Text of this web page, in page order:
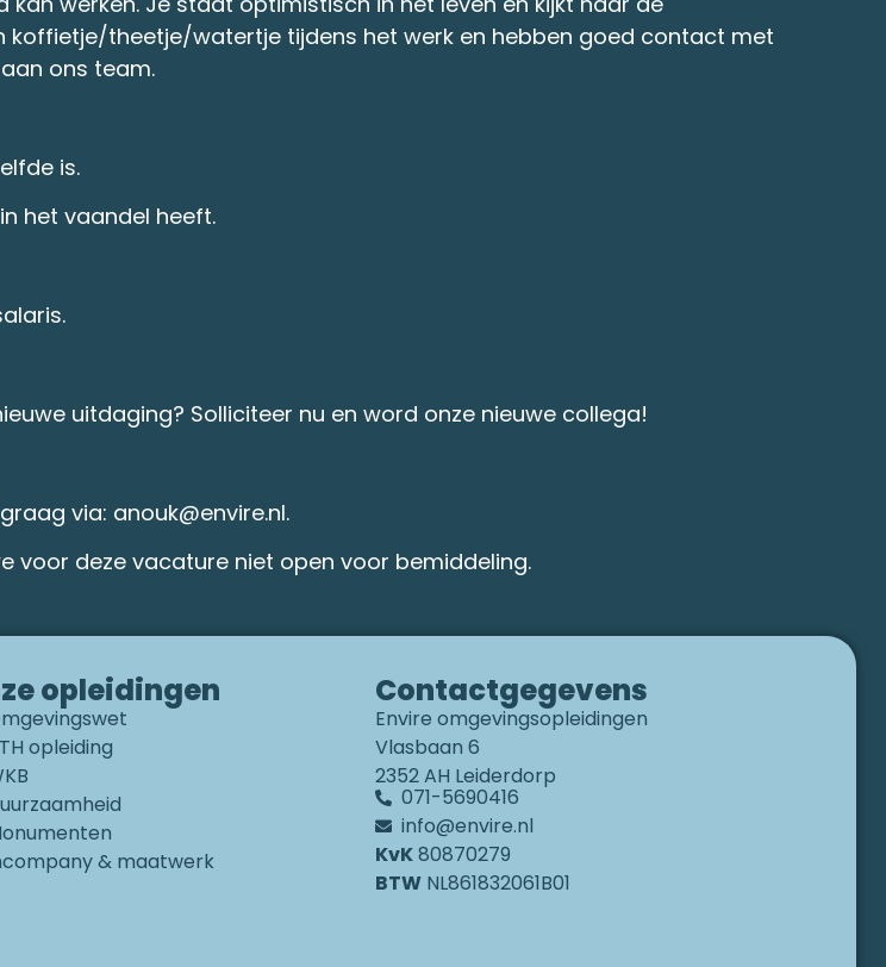
koffietje/theetje/watertje tijdens het werk en hebben goed contact met
ons team.
is.
het vaandel heeft.
uitdaging? Solliciteer nu en word onze nieuwe collega!
via: anouk@envire.nl.
voor deze vacature niet open voor bemiddeling.
opleidingen
opleiding
& maatwerk
Contactgegevens
Envire omgevingsopleidingen
Vlasbaan 6
2352 AH Leiderdorp
071-5690416
info@envire.nl
KvK80870279
BTWNL861832061B01